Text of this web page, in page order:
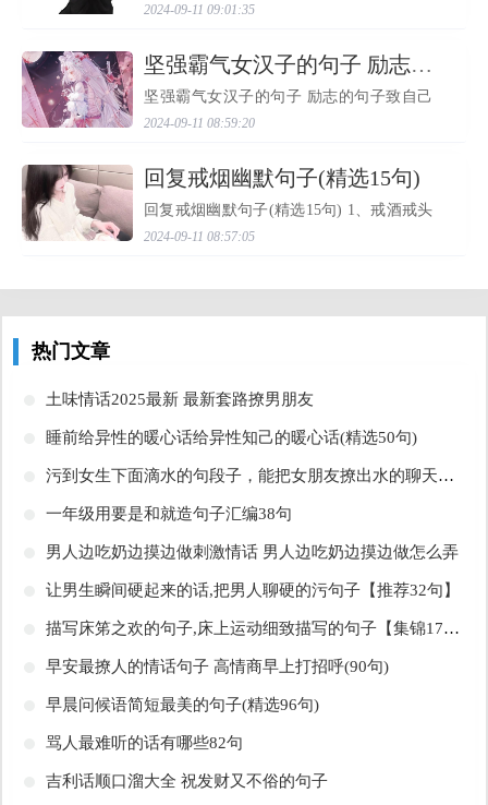
需要我们不断地去维护和经营。而努力学
使它变得更加美好...
2024-09-11 09:01:35
​坚强霸气女汉子的句子 励志的句子致自己简短
坚强霸气女汉子的句子 励志的句子致自己
丈夫。 2、做个女汉子，谁拿你当备胎，你
的。 4、如果你...
2024-09-11 08:59:20
​回复戒烟幽默句子(精选15句)
回复戒烟幽默句子(精选15句) 1、戒酒戒头
远的爱护着你，守护着你，在你身边，我
2024-09-11 08:57:05
热门文章
​土味情话2025最新 最新套路撩男朋友
​睡前给异性的暖心话给异性知己的暖心话(精选50句)
​污到女生下面滴水的句段子，能把女朋友撩出水的聊天污到你那里滴水的句子文章
​一年级用要是和就造句子汇编38句
​男人边吃奶边摸边做刺激情话 男人边吃奶边摸边做怎么弄
​让男生瞬间硬起来的话,把男人聊硬的污句子【推荐32句】
​描写床笫之欢的句子,床上运动细致描写的句子【集锦17句】
​早安最撩人的情话句子 高情商早上打招呼(90句)
​早晨问候语简短最美的句子(精选96句)
​骂人最难听的话有哪些82句
​吉利话顺口溜大全 祝发财又不俗的句子